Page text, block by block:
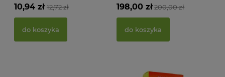
12,72 zł
10,94 zł
do koszyka
200,00 zł
198,00 zł
do koszyka